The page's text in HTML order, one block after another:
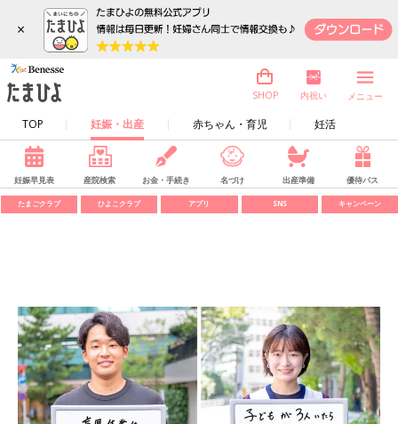
×
TOP 妊娠・出産 赤ちゃん・育児 妊活
SHOP 内祝い メニュー
妊娠早見表 産院検索 お金・手続き 名づけ 出産準備 優待パス
たまごクラブ ひよこクラブ アプリ SNS キャンペーン